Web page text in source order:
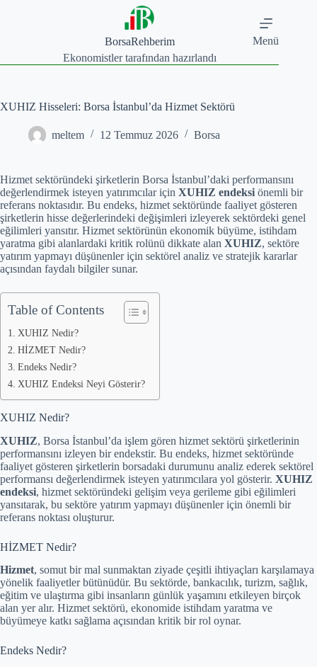
BorsaRehberim
Ekonomistler tarafından hazırlandı
Menü
XUHIZ Hisseleri: Borsa İstanbul’da Hizmet Sektörü
meltem 12 Temmuz 2026 Borsa
Hizmet sektöründeki şirketlerin Borsa İstanbul’daki performansını
değerlendirmek isteyen yatırımcılar için XUHIZ endeksi önemli bir
referans noktasıdır. Bu endeks, hizmet sektöründe faaliyet gösteren
şirketlerin hisse değerlerindeki değişimleri izleyerek sektördeki genel
eğilimleri yansıtır. Hizmet sektörünün ekonomik büyüme, istihdam
yaratma gibi alanlardaki kritik rolünü dikkate alan XUHIZ, sektöre
yatırım yapmayı düşünenler için sektörel analiz ve stratejik kararlar
açısından faydalı bilgiler sunar.
Table of Contents
XUHIZ Nedir?
HİZMET Nedir?
Endeks Nedir?
XUHIZ Endeksi Neyi Gösterir?
XUHIZ Nedir?
XUHIZ, Borsa İstanbul’da işlem gören hizmet sektörü şirketlerinin
performansını izleyen bir endekstir. Bu endeks, hizmet sektöründe
faaliyet gösteren şirketlerin borsadaki durumunu analiz ederek sektörel
performansı değerlendirmek isteyen yatırımcılara yol gösterir. XUHIZ
endeksi, hizmet sektöründeki gelişim veya gerileme gibi eğilimleri
yansıtarak, bu sektöre yatırım yapmayı düşünenler için önemli bir
referans noktası oluşturur.
HİZMET Nedir?
Hizmet, somut bir mal sunmaktan ziyade çeşitli ihtiyaçları karşılamaya
yönelik faaliyetler bütünüdür. Bu sektörde, bankacılık, turizm, sağlık,
eğitim ve ulaştırma gibi insanların günlük yaşamını etkileyen birçok
alan yer alır. Hizmet sektörü, ekonomide istihdam yaratma ve
büyümeye katkı sağlama açısından kritik bir rol oynar.
Endeks Nedir?